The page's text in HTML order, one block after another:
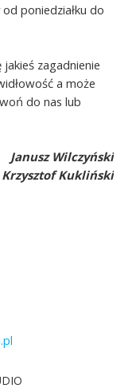
poniedziałku do
zagadnienie
a może
do nas lub
Janusz Wilczyński
Krzysztof Kukliński